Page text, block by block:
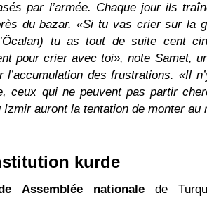
par l’armée. Chaque jour ils
du bazar. «Si tu vas crier sur la
tu as tout de suite cent
pour crier avec toi», note Samet,
l’accumulation des frustrations. «Il
ceux qui ne peuvent pas partir
Izmir auront la tentation de monter au
kurde
Assemblée nationalede